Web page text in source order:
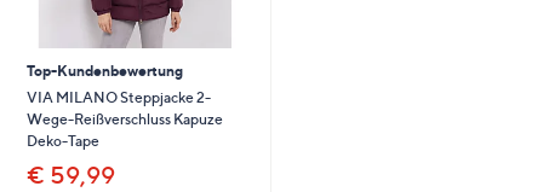
diese
anzuzeigen.
Top-Kundenbewertung
VIA MILANO Steppjacke 2-
Wege-Reißverschluss Kapuze
Deko-Tape
€ 59,99